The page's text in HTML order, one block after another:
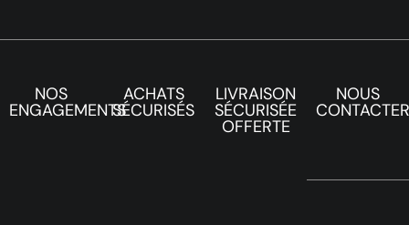
NOS
ENGAGEMENTS
ACHATS
SÉCURISÉS
LIVRAISON
SÉCURISÉE
OFFERTE
NOUS
CONTACTER